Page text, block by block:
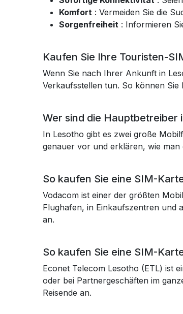
Komfort : Vermeiden Sie die
Sorgenfreiheit : Informieren
Kaufen Sie Ihre Touristen-
Wenn Sie nach Ihrer Ankunft in
Verkaufsstellen tun. So können
Wer sind die Hauptbetreiber
In Lesotho gibt es zwei große
genauer vor und erklären, wie
So kaufen Sie eine SIM-
Vodacom ist einer der größten
Flughafen, in Einkaufszentren und
an.
So kaufen Sie eine SIM-
Econet Telecom Lesotho (ETL) ist
oder bei Partnergeschäften im
Reisende an.